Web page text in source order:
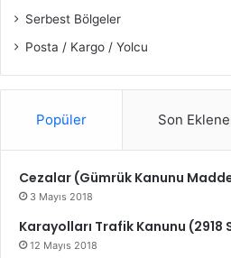
Serbest Bölgeler
Posta / Kargo / Yolcu
Popüler Son
Cezalar (Gümrük Kanunu
3 Mayıs 2018
Karayolları Trafik Kanunu (2918
12 Mayıs 2018